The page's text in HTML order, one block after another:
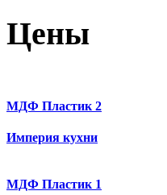
Цены
МДФ Пластик 2
Империя кухни
МДФ Пластик 1